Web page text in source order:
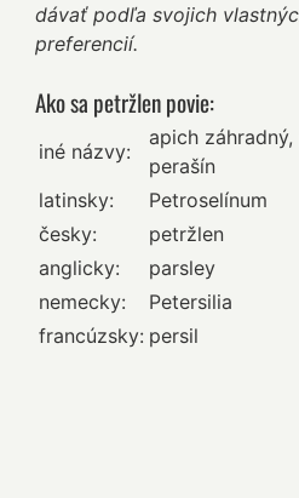
dávať podľa svojich
preferencií.
Ako sa petržlen povie:
iné názvy:
apich záhradný,
perašín
latinsky:
Petroselínum
česky:
petržlen
anglicky:
parsley
nemecky:
Petersilia
francúzsky: persil